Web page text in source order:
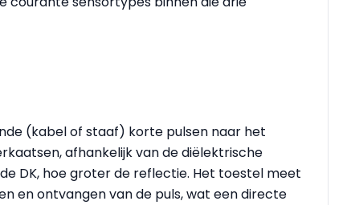
(kabel of staaf) korte pulsen naar het
afhankelijk van de diëlektrische
DK, hoe groter de reflectie. Het toestel meet
en ontvangen van de puls, wat een directe